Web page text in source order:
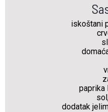
iskoštani
paprika
dodatak